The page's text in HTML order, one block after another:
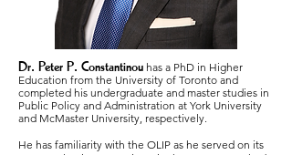
Dr. Peter P. Constantinou has a PhD in Higher
Education from the University of Toronto and
completed his undergraduate and master studies in
Public Policy and Administration at York University
and McMaster University, respectively.
He has familiarity with the OLIP as he served on its